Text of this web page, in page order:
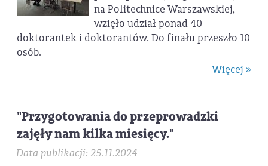
na Politechnice Warszawskiej,
wzięło udział ponad 40
doktorantek i doktorantów. Do finału przeszło 10
osób.
Więcej »
"Przygotowania do przeprowadzki
zajęły nam kilka miesięcy."
Data publikacji: 25.11.2024